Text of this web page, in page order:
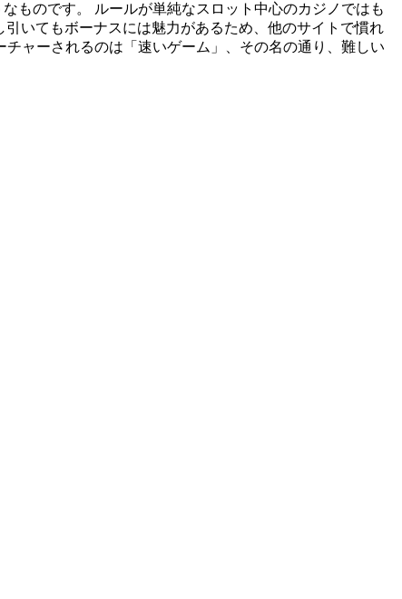
ものです。 ルールが単純なスロット中心のカジノではも
いてもボーナスには魅力があるため、他のサイトで慣れ
ャーされるのは「速いゲーム」、その名の通り、難しい